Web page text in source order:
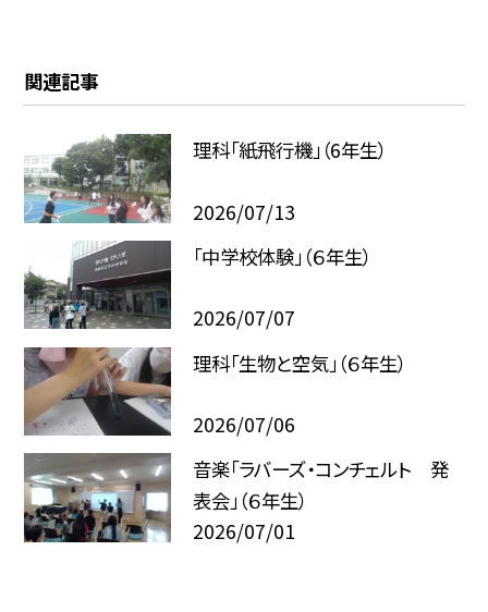
関連記事
理科「紙飛行機」（6年生）
2026/07/13
「中学校体験」（６年生）
2026/07/07
理科「生物と空気」（６年生）
2026/07/06
音楽「ラバーズ・コンチェルト 発
表会」（６年生）
2026/07/01